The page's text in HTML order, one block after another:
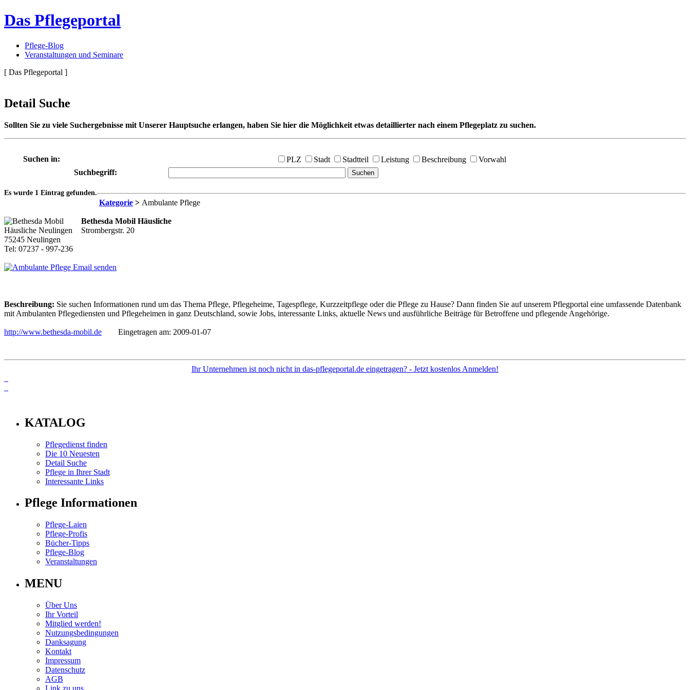
Das Pflegeportal
Pflege-Blog
Veranstaltungen und Seminare
[ Das Pflegeportal ]
Detail Suche
Sollten Sie zu viele Suchergebnisse mit Unserer Hauptsuche erlangen, haben Sie hier die Möglichkeit etwas detaillierter nach einem Pflegeplatz zu suchen.
Suchen in: PLZ Stadt Stadtteil Leistung Beschreibung
Vorwahl
Suchbegriff:
Es wurde 1 Eintrag gefunden.
Kategorie > Ambulante Pflege
Bethesda Mobil Häusliche
Strombergstr. 20
75245 Neulingen
Tel: 07237 - 997-236
Email senden
Beschreibung: Sie suchen Informationen rund um das Thema Pflege, Pflegeheime, Tagespflege, Kurzzeitpflege oder die Pflege zu Hause? Dann finden Sie auf unserem Pflegportal eine umfassende Datenbank
mit Ambulanten Pflegediensten und Pflegeheimen in ganz Deutschland, sowie Jobs, interessante Links, aktuelle News und ausführliche Beiträge für Betroffene und pflegende Angehörige.
http://www.bethesda-mobil.de Eingetragen am: 2009-01-07
Ihr Unternehmen ist noch nicht in das-pflegeportal.de eingetragen? - Jetzt kostenlos Anmelden!
KATALOG
Pflegedienst finden
Die 10 Neuesten
Detail Suche
Pflege in Ihrer Stadt
Interessante Links
Pflege Informationen
Pflege-Laien
Pflege-Profis
Bücher-Tipps
Pflege-Blog
Veranstaltungen
MENU
Über Uns
Ihr Vorteil
Mitglied werden!
Nutzungsbedingungen
Danksagung
Kontakt
Impressum
Datenschutz
AGB